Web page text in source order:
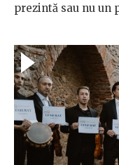
prezintă sau nu un